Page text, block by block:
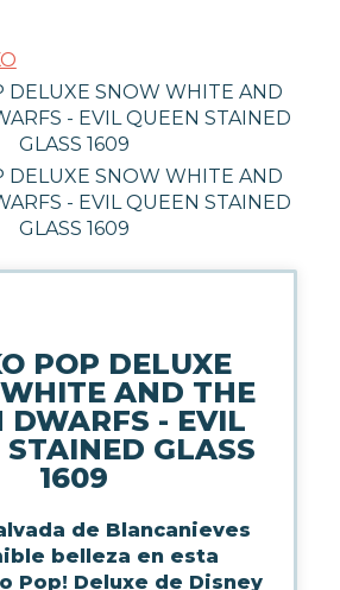
POP DELUXE
AND THE
DWARFS - EVIL
STAINED GLASS
1609
de Blancanieves
belleza en esta
Pop! Deluxe de Disney